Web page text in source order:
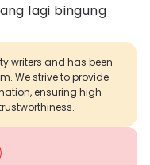
lagi bingung
writers and has been
We strive to provide
ensuring high